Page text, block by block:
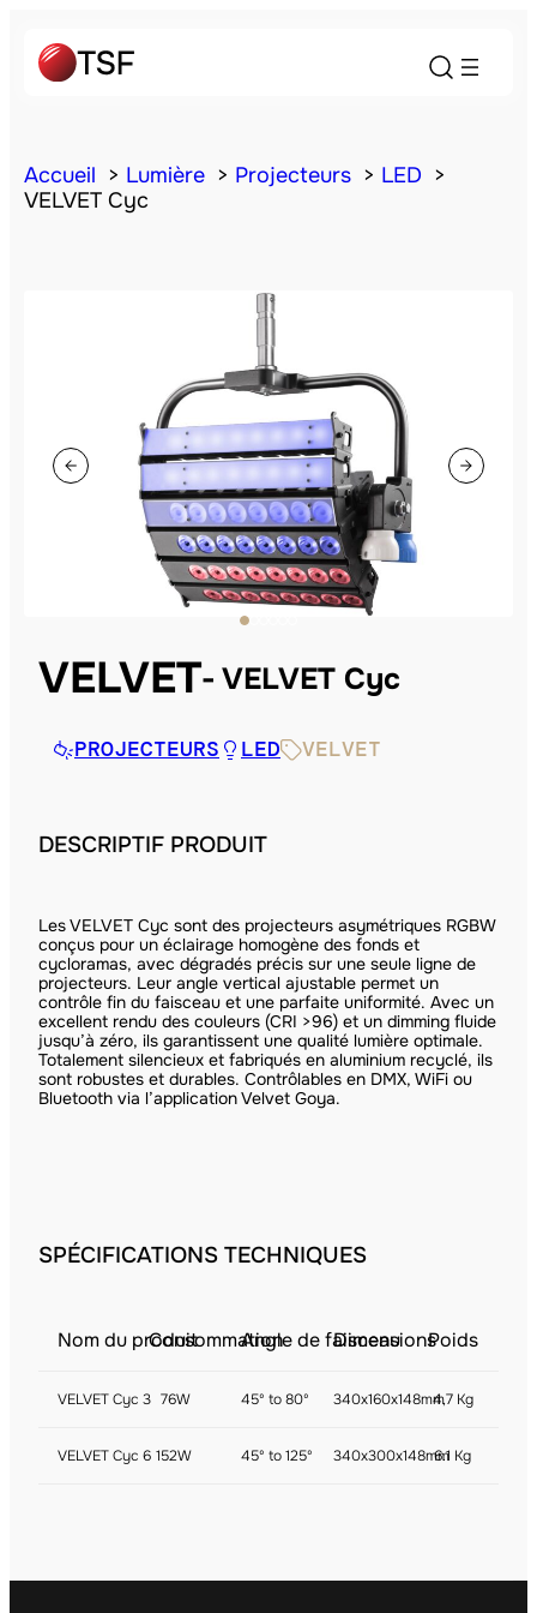
Accueil Lumière Projecteurs
LED
VELVET Cyc
VELVET VELVET Cyc
PROJECTEURS LED VELVET
DESCRIPTIF PRODUIT
Les VELVET Cyc sont des projecteurs asymétriques RGBW
conçus pour un éclairage homogène des fonds et
cycloramas, avec dégradés précis sur une seule ligne de
projecteurs. Leur angle vertical ajustable permet un
contrôle fin du faisceau et une parfaite uniformité. Avec un
excellent rendu des couleurs (CRI >96) et un dimming fluide
jusqu’à zéro, ils garantissent une qualité lumière optimale.
Totalement silencieux et fabriqués en aluminium recyclé, ils
sont robustes et durables. Contrôlables en DMX, WiFi ou
Bluetooth via l’application Velvet Goya.
SPÉCIFICATIONS TECHNIQUES
Nom du produitConsommationAngle de faisceau
DimensionsPoids
VELVET Cyc 3 76W 45º to 80º 340x160x148mm4,7 Kg
VELVET Cyc 6 152W 45º to 125º 340x300x148mm6.1 Kg